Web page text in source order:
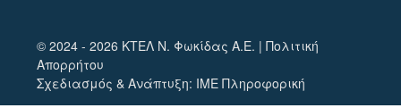
© 2024 - 2026 ΚΤΕΛ Ν. Φωκίδας Α.Ε. |Πολιτική
Απορρήτου
Σχεδιασμός & Ανάπτυξη: ΙΜΕ Πληροφορική